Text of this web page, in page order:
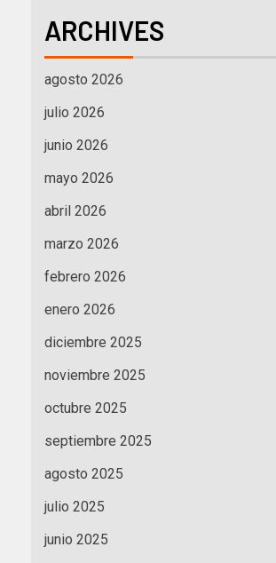
ARCHIVES
agosto 2026
julio 2026
junio 2026
mayo 2026
abril 2026
marzo 2026
febrero 2026
enero 2026
diciembre 2025
noviembre 2025
octubre 2025
septiembre 2025
agosto 2025
julio 2025
junio 2025